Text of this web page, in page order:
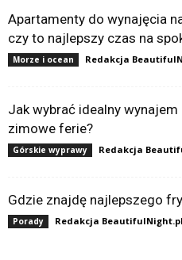
Apartamenty do wynajęcia
czy to najlepszy czas na
Morze i ocean Redakcja
Jak wybrać idealny
zimowe ferie?
Górskie wyprawy Redakcja
Gdzie znajdę najlepszego
Porady Redakcja BeautifulNight.pl